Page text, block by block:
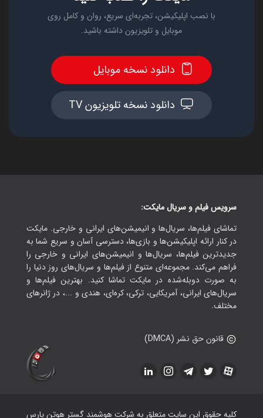
با نصب اپلیکیشن، تجربه‌ای سریع، روان و کامل روی
موبایل و تلویزیون داشته باشید.
دانلود نسخه موبایل
دانلود نسخه تلویزیون TV
سرویس فیلم و سریال مایکت:
تماشای فیلم‌ها، سریال‌ها و انیمیشن‌های ایرانی و خارجی. مایکت
در کنار ارائه اپلیکیشن‌ها و بازی‌ها، دسترسی آسان و سریع شما به
جدیدترین فیلم‌ها، سریال‌ها و انیمیشن‌های ایرانی و خارجی را
فراهم می‌کند. مجموعه‌ای متنوع از فیلم‌ها و سریال‌های روز دنیا را
به صورت دوبله‌شده در مایکت تماشا کنید. بهترین فیلم‌ها و
سریال‌های ایرانی، آمریکایی، ترکی، کره‌ای، هندی و ...، در ژانرهای
مختلف.
قانون حق نشر (DMCA)
کلیه حقوق این سایت متعلق به شرکت هوشمند گستر هوتن پارس